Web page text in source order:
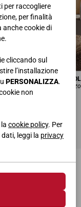
per raccogliere
per finalità
anche cookie di
cliccando sul
l’installazione
PERSONALIZZA.
non
cookie policy. Per
leggi la privacy
C/MANIGLIA A
Noce Java, Laccato
• P.54 cm